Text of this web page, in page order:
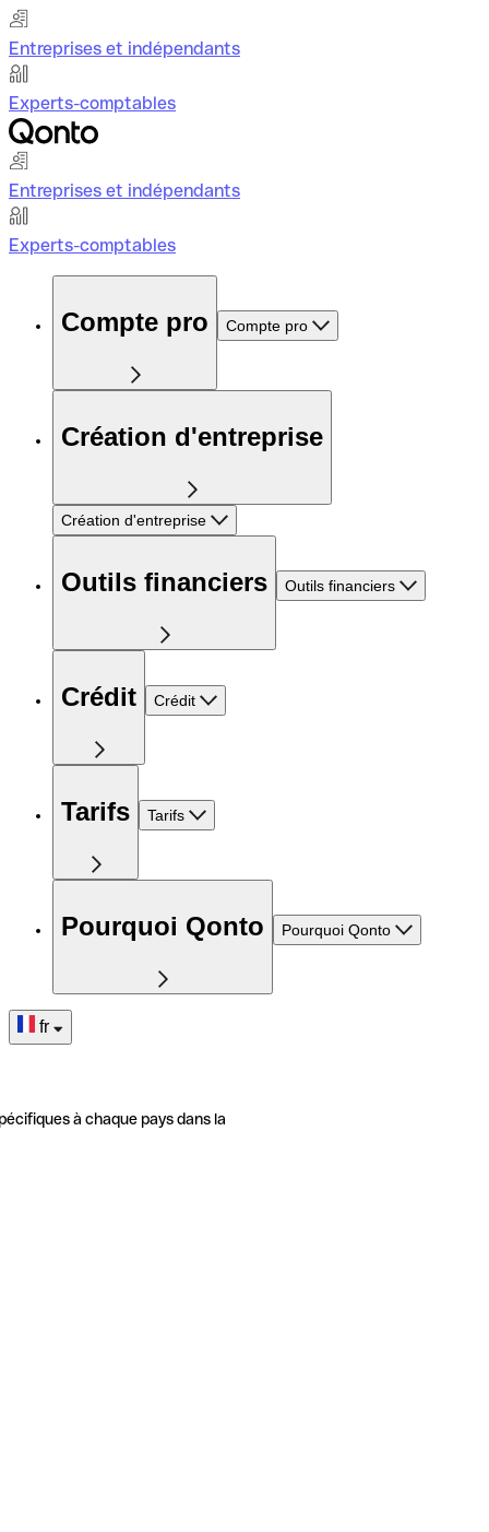
Entreprises et indépendants
Experts-comptables
Entreprises et indépendants
Experts-comptables
Compte pro Compte pro
Création d'entreprise
Création d'entreprise
Outils financiers Outils financiers
Crédit Crédit
Tarifs Tarifs
Pourquoi Qonto Pourquoi Qonto
fr
à chaque pays dans la